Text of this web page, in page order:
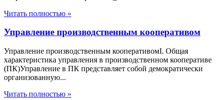
Читать полностью »
Управление производственным кооперативом
Управление производственным кооперативомI. Общая
характеристика управления в производственном кооперативе
(ПК)Управление в ПК представляет собой демократически
организованную...
Читать полностью »